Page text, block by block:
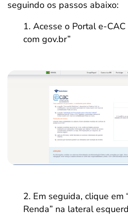
seguindo os passos abaixo:
Acesse o Portal e-
com gov.br”
Em seguida, clique em
Renda” na lateral